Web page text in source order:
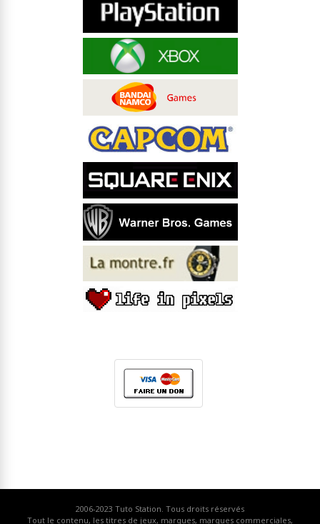
2006-2023 Tuto Station . Tous droits réservés
Tout le contenu, les titres de jeux, marques, marques commerciales,